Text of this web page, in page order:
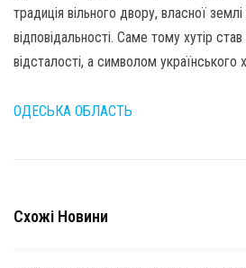
традиція вільного двору, власної
відповідальності. Саме тому хутір
відсталості, а символом українського
ОДЕСЬКА ОБЛАСТЬ
Схожі Новини